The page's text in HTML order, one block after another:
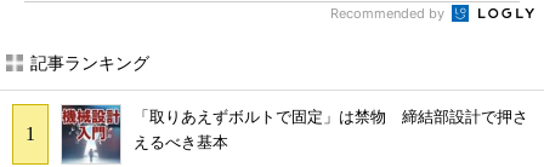
Recommended by
記事ランキング
「取りあえずボルトで固定」は禁物 締結部設計で押さ
えるべき基本